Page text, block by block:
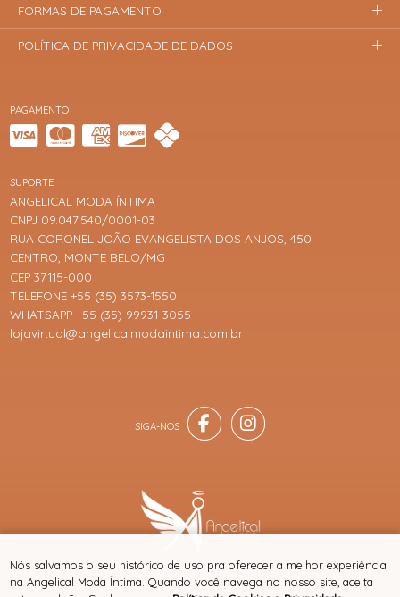
PAGAMENTO
SUPORTE
ANGELICAL MODA ÍNTIMA
CNPJ 09.047.540/0001-03
RUA CORONEL JOÃO EVANGELISTA DOS ANJOS, 450
CENTRO, MONTE BELO/MG
CEP 37115-000
TELEFONE +55 (35) 3573-1550
WHATSAPP +55 (35) 99931-3055
lojavirtual@angelicalmodaintima.com.br
FORMAS DE PAGAMENTO
POLÍTICA DE PRIVACIDADE DE DADOS
® TODOS DIREITOS RESERVADOS
Nós salvamos o seu histórico de uso pra oferecer a melhor experiência
na Angelical Moda Íntima. Quando você navega no nosso site, aceita